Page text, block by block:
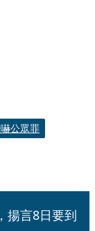
公眾罪
揚言8日要到